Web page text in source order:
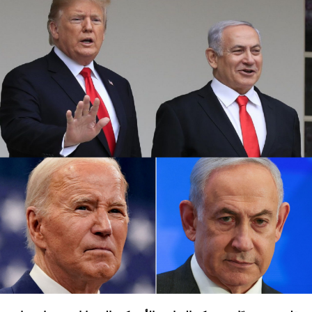
كما أوقفت عدة شركات طيران دولية أخرى رحلاتها من وإلى
إسرائيل ولبنان والأردن والعراق وإيران، على خلفية تصاعد التوتر
في المنطقة، بعد مقتل رئيس المكتب السياسي لحماس في
طهران، ومقتل مسؤول عسكري بارز في الحزب بغارة إسرائيلية
على بيروت أواخر تموز الماضي.
وأعلنت شركة لوفتهانزا الألمانية، الاثنين الماضي، أنها ستوقف
جميع رحلاتها إلى إسرائيل وعمان وبيروت وطهران وأربيل في
العراق حتى يوم الاثنين المقبل بناء على “تحليل أمني حالي”.
وفي نيسان الماضي أغلقت إسرائيل مجالها الجوي لمدة سبع
ساعات، بسبب الهجوم المكثف بالطائرات المسيرة والصواريخ
الذي شنته إيران على إسرائيل، ردا على غارة إسرائيلية على
سفارة طهران في دمشق قتل فيها 16 شخصًا منهم مسؤول
إيراني كبير في فيلق القدس.
وتسود حالة من التوترات الأمنية في إسرائيل بعد أن أعلنت
اغتيال القائد العسكري البارز بـ”الحزب” فؤاد شكر في غارة